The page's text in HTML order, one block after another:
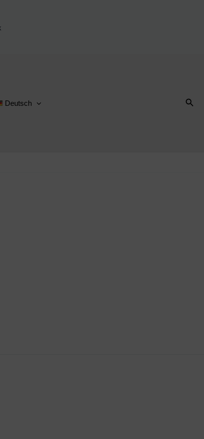
Deutsch